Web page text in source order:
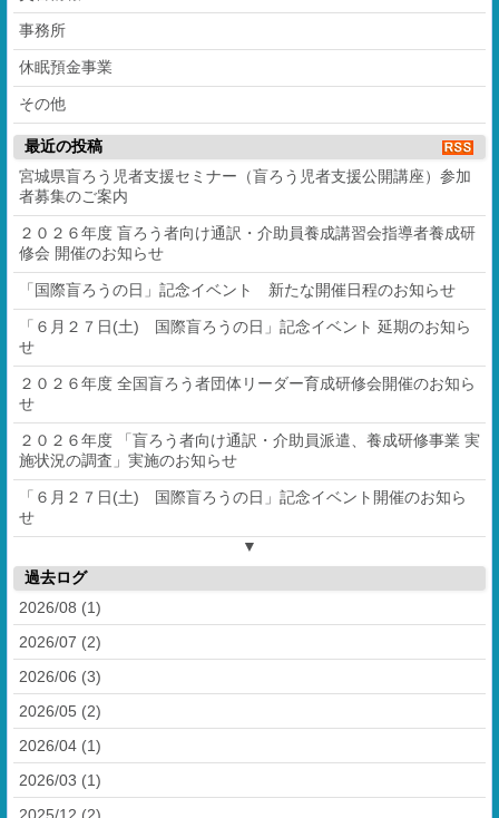
事務所
休眠預金事業
その他
最近の投稿
宮城県盲ろう児者支援セミナー（盲ろう児者支援公開講座）参加
者募集のご案内
２０２６年度 盲ろう者向け通訳・介助員養成講習会指導者養成研
修会 開催のお知らせ
「国際盲ろうの日」記念イベント 新たな開催日程のお知らせ
「６月２７日(土) 国際盲ろうの日」記念イベント 延期のお知ら
せ
２０２６年度 全国盲ろう者団体リーダー育成研修会開催のお知ら
せ
２０２６年度 「盲ろう者向け通訳・介助員派遣、養成研修事業 実
施状況の調査」実施のお知らせ
「６月２７日(土) 国際盲ろうの日」記念イベント開催のお知ら
せ
▼
過去ログ
2026/08 (1)
2026/07 (2)
2026/06 (3)
2026/05 (2)
2026/04 (1)
2026/03 (1)